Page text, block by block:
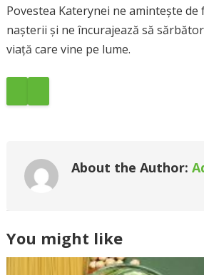
Povestea Katerynei ne amintește
nașterii și ne încurajează să
viață care vine pe lume.
About the Author:
You might like